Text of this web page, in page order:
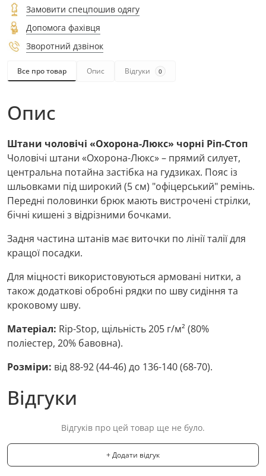
Замовити спецпошив одягу
Допомога фахівця
Зворотний дзвінок
Все про товар Опис Відгуки 0
Опис
Штани чоловічі «Охорона-Люкс» чорні Ріп-Стоп
Чоловічі штани «Охорона-Люкс» – прямий силует,
центральна потайна застібка на гудзиках. Пояс із
шльовками під широкий (5 см) "офіцерський" ремінь.
Передні половинки брюк мають вистрочені стрілки,
бічні кишені з відрізними бочками.
Задня частина штанів має виточки по лінії талії для
кращої посадки.
Для міцності використовуються армовані нитки, а
також додаткові обробні рядки по шву сидіння та
кроковому шву.
Матеріал: Rip-Stop, щільність 205 г/м² (80%
поліестер, 20% бавовна).
Розміри: від 88-92 (44-46) до 136-140 (68-70).
Відгуки
Відгуків про цей товар ще не було.
+ Додати відгук